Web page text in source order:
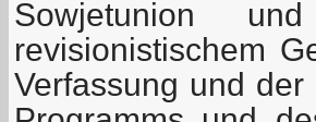
Sowjetunion
revisionistischem
Verfassung und